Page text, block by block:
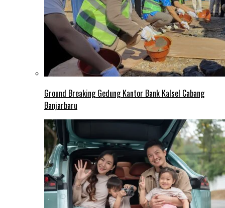
Ground Breaking Gedung Kantor Bank Kalsel Cabang
Banjarbaru